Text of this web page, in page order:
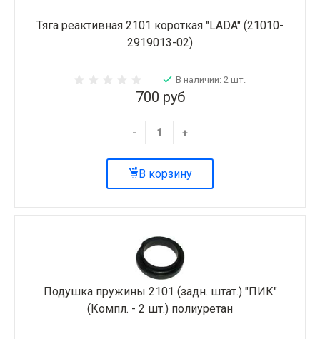
Тяга реактивная 2101 короткая "LADA" (21010-
2919013-02)
В наличии: 2 шт.
700 руб
- +
В корзину
Подушка пружины 2101 (задн. штат.) "ПИК"
(Компл. - 2 шт.) полиуретан